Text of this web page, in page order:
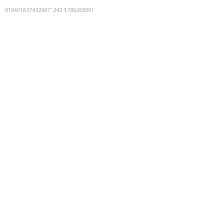
9194018374324871242:1786268991